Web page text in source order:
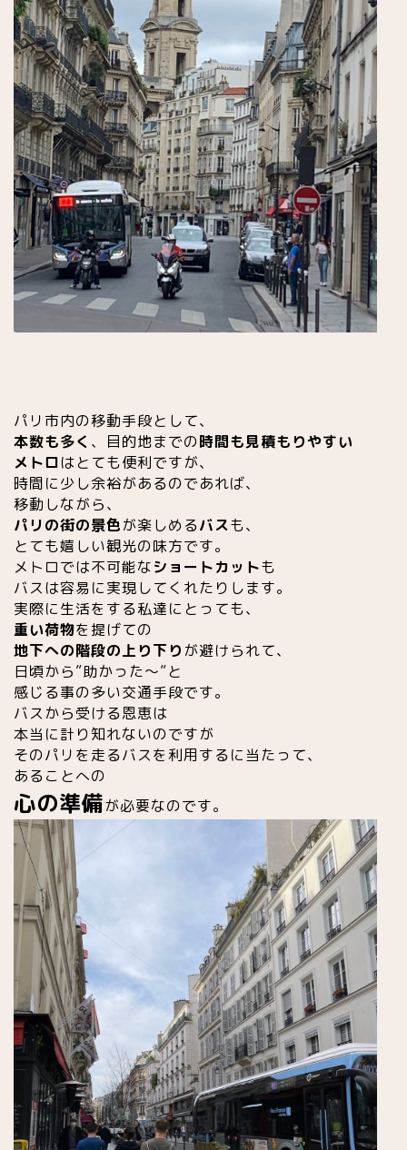
パリ市内の移動手段として、
本数も多く 、目的地までの時間も見積もりやすい
メトロはとても便利ですが、
時間に少し余裕があるのであれば、
移動しながら、
パリの街の景色が楽しめるバスも、
とても嬉しい観光の味方です。
メトロでは不可能なショートカットも
バスは容易に実現してくれたりします。
実際に生活をする私達にとっても、
重い荷物を提げての
地下への階段の上り下り が避けられて、
日頃から”助かった〜”と
感じる事の多い交通手段です。
バスから受ける恩恵は
本当に計り知れないのですが
そのパリを走るバスを利用するに当たって、
あることへの
心の準備が必要なのです。